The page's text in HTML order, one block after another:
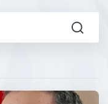
Спорт